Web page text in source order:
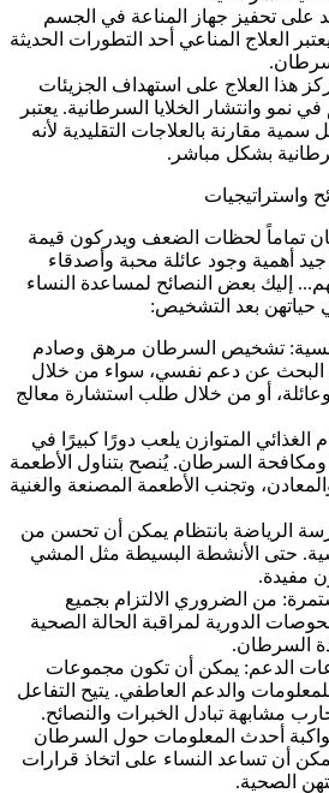
على تحفيز جهاز المناعة في الجسم
العلاج المناعي أحد التطورات الحديثة
هذا العلاج على استهداف الجزيئات
نمو وانتشار الخلايا السرطانية. يعتبر
سمية مقارنة بالعلاجات التقليدية لأنه
بشكل مباشر.
واستراتيجيات
تماماً لحظات الضعف ويدركون قيمة
أهمية وجود عائلة محبة وأصدقاء
إليك بعض النصائح لمساعدة النساء
حياتهن بعد التشخيص:
تشخيص السرطان مرهق وصادم
البحث عن دعم نفسي، سواء من خلال
أو من خلال طلب استشارة معالج
الغذائي المتوازن يلعب دورًا كبيرًا في
ومكافحة السرطان. يُنصح بتناول الأطعمة
والمعادن، وتجنب الأطعمة المصنعة والغنية
الرياضة بانتظام يمكن أن تحسن من
حتى الأنشطة البسيطة مثل المشي
مفيدة.
من الضروري الالتزام بجميع
الدورية لمراقبة الحالة الصحية
السرطان.
الدعم: يمكن أن تكون مجموعات
والدعم العاطفي. يتيح التفاعل
مشابهة تبادل الخبرات والنصائح.
أحدث المعلومات حول السرطان
أن تساعد النساء على اتخاذ قرارات
الصحية.